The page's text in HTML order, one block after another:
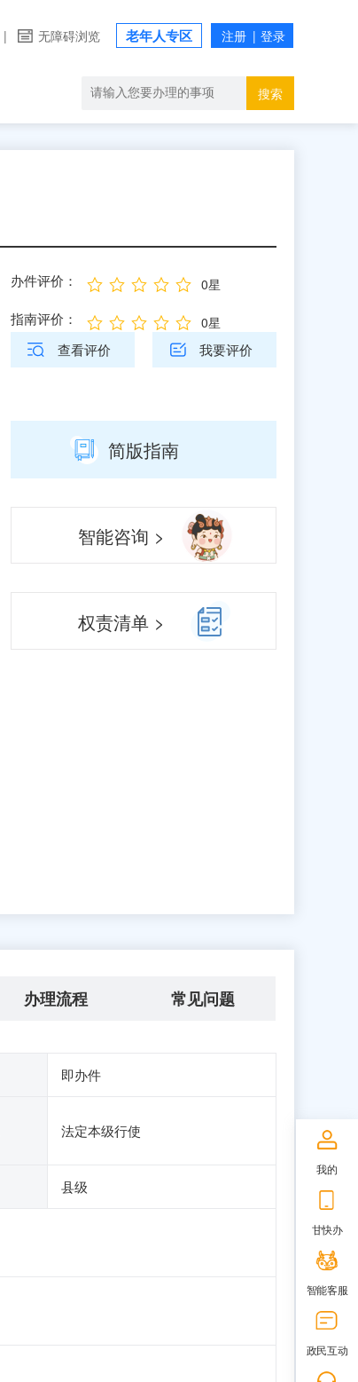
| 无障碍浏览 老年人专区
搜索
办件评价： 0星
指南评价： 0星
查看评价 我要评价
简版指南
智能咨询 >
权责清单 >
办理流程 常见问题
即办件
法定本级行使
县级
我的
甘快办
智能客服
政民互动